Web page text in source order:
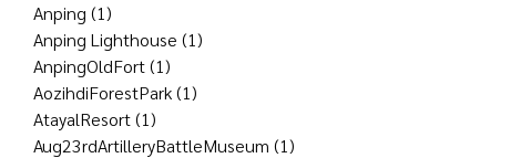
Anping (1)
Anping Lighthouse (1)
AnpingOldFort(1)
AozihdiForestPark(1)
AtayalResort(1)
Aug23rdArtilleryBattleMuseum (1)